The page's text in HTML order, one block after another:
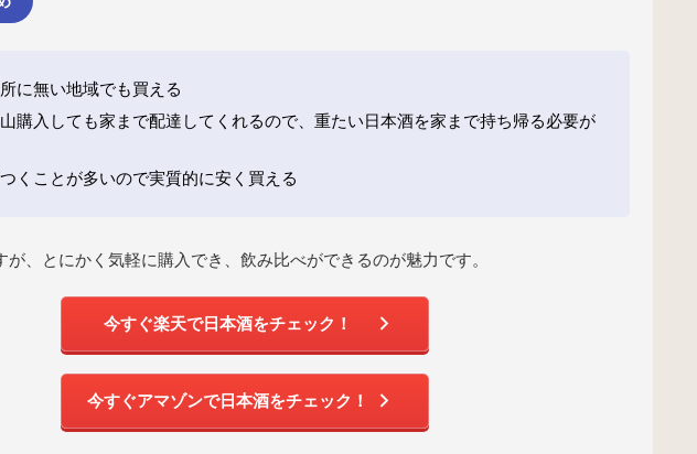
に無い地域でも買える
購入しても家まで配達してくれるので、重たい日本酒を家まで持ち帰る必要が
くことが多いので実質的に安く買える
、とにかく気軽に購入でき、飲み比べができるのが魅力です。
今すぐ楽天で日本酒をチェック！
今すぐアマゾンで日本酒をチェック！